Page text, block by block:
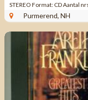
STEREO Format: CD Aantal
Genre: ...Purmerend, NH